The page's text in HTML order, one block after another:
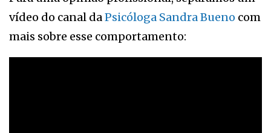
vídeo do canal daPsicóloga Sandra Bueno com
mais sobre esse comportamento: